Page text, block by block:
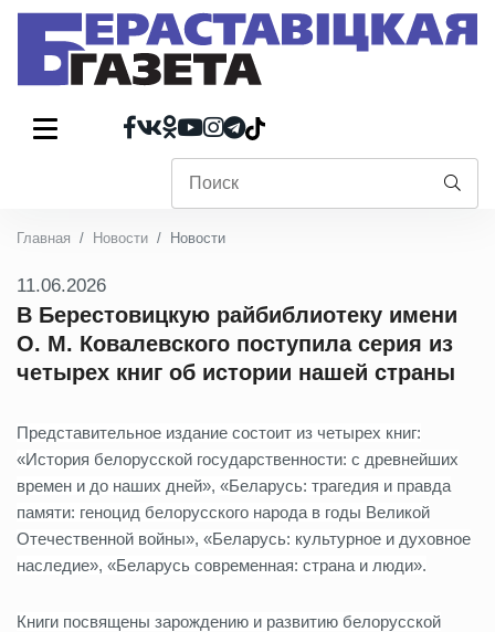
Главная Новости Новости
11.06.2026
В Берестовицкую райбиблиотеку имени
О. М. Ковалевского поступила серия из
четырех книг об истории нашей страны
Представительное издание состоит из четырех книг:
«История белорусской государственности: с древнейших
времен и до наших дней», «Беларусь: трагедия и правда
памяти: геноцид белорусского народа в годы Великой
Отечественной войны», «Беларусь: культурное и духовное
наследие», «Беларусь современная: страна и люди».
Книги посвящены зарождению и развитию белорусской